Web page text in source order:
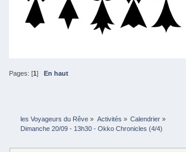
Pages: [1] En haut
les Voyageurs du Rêve » Activités » Calendrier»
Dimanche 20/09 - 13h30 - Okko Chronicles (4/4)